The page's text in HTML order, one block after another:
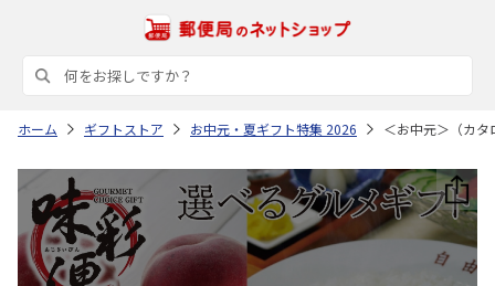
ホーム ギフトストア お中元・夏ギフト特集 2026 ＜お中元＞（カ